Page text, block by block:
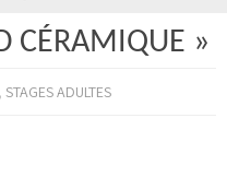
CÉRAMIQUE »
STAGES ADULTES